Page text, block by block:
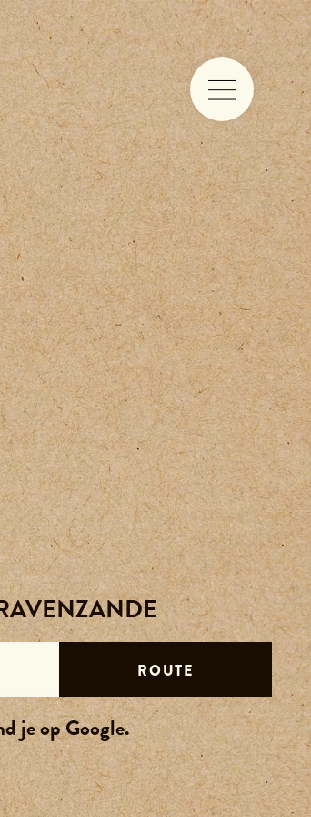
Food & drinks
Iets te vieren
Trouwen aan zee
Vergaderen
Activiteiten
Reserveren
Agenda
Contact
Over ons
Vacatures
ROUTE
je op Google.